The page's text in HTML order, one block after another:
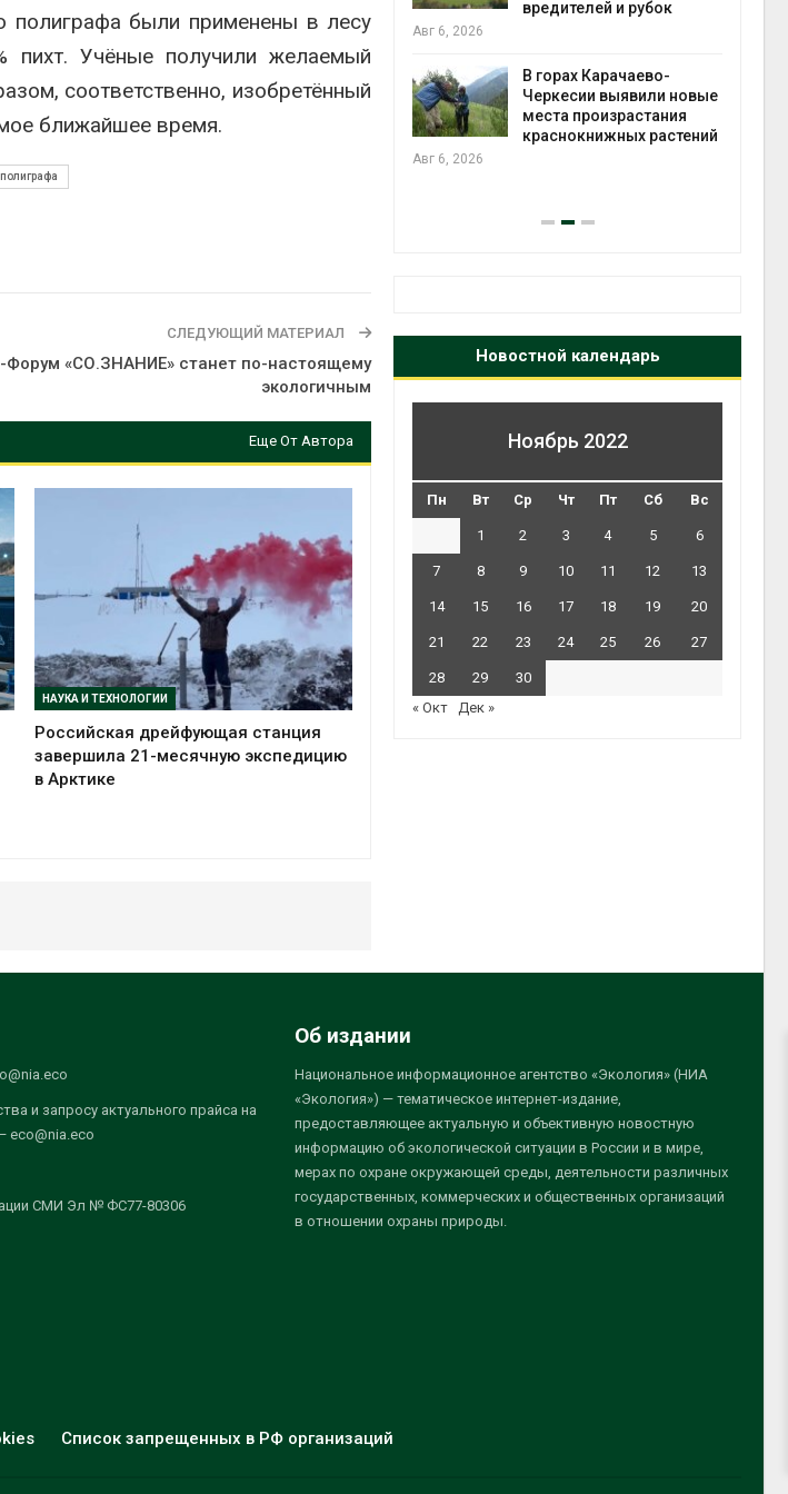
полиграфа были применены в лесу
пихт. Учёные получили желаемый
соответственно, изобретённый
ближайшее время.
СЛЕДУЮЩИЙ МАТЕРИАЛ
Форум «СО.ЗНАНИЕ» станет по-настоящему
экологичным
Еще От Автора
НАУКА И ТЕХНОЛОГИИ
Российская дрейфующая станция
завершила 21-месячную экспедицию
в Арктике
объектов и уборку
контейнерных площадок
ограничивает загрузку
вредителей и рубок
Авг 6, 2026
В горах Карачаево-
Черкесии выявили новые
места произрастания
краснокнижных растений
Авг 6, 2026
Новостной календарь
Ноябрь 2022
Пн Вт Ср Чт Пт Сб Вс
1 2 3 4 5 6
7 8 9 10 11 12 13
14 15 16 17 18 19 20
21 22 23 24 25 26 27
28 29
30
« Окт
Дек »
и запросу актуального прайса на
eco@nia.eco
СМИ Эл № ФС77-80306
Об издании
Национальное информационное агентство «Экология» (НИА
«Экология») — тематическое интернет-издание,
предоставляющее актуальную и объективную новостную
информацию об экологической ситуации в России и в мире,
мерах по охране окружающей среды, деятельности различных
государственных, коммерческих и общественных организаций
в отношении охраны природы.
Список запрещенных в РФ организаций